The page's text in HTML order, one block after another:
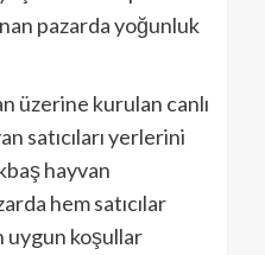
pazarda yoğunluk
üzerine kurulan canlı
satıcıları yerlerini
hayvan
hem satıcılar
uygun koşullar